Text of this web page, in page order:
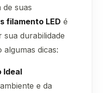
de suas
filamento LED é
sua durabilidade
algumas dicas:
Ideal
e da